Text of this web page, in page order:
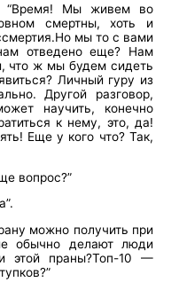
“Время! Мы живем во
смертны, хоть и
мы то с вами
отведено еще? Нам
что ж мы будем сидеть
Личный гуру из
Другой разговор,
научить, конечно
к нему, это, да!
Еще у кого что? Так,
вопрос?”
можно получить при
обычно делают люди
этой праны?Топ-10 —